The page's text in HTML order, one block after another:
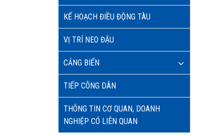
KẾ HOẠCH ĐIỀU ĐỘNG TÀU
VỊ TRÍ NEO ĐẬU
CẢNG BIỂN
TIẾP CÔNG DÂN
THÔNG TIN CƠ QUAN, DOANH
NGHIỆP CÓ LIÊN QUAN